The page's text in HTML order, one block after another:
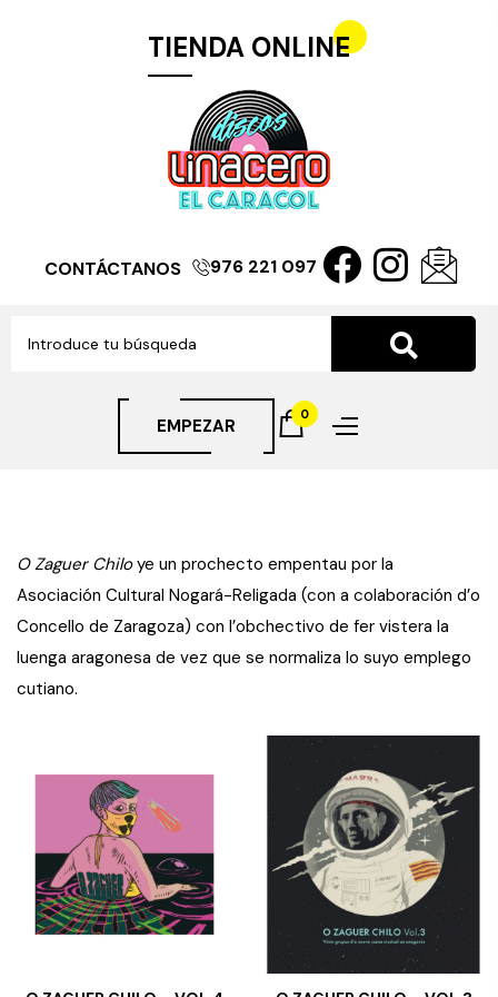
TIENDA ONLINE
CONTÁCTANOS 976 221 097
EMPEZAR
0
O Zaguer Chiloye un prochecto empentau por la
Asociación Cultural Nogará-Religada (con a colaboración d’o
Concello de Zaragoza) con l’obchectivo de fer vistera la
luenga aragonesa de vez que se normaliza lo suyo emplego
cutiano.